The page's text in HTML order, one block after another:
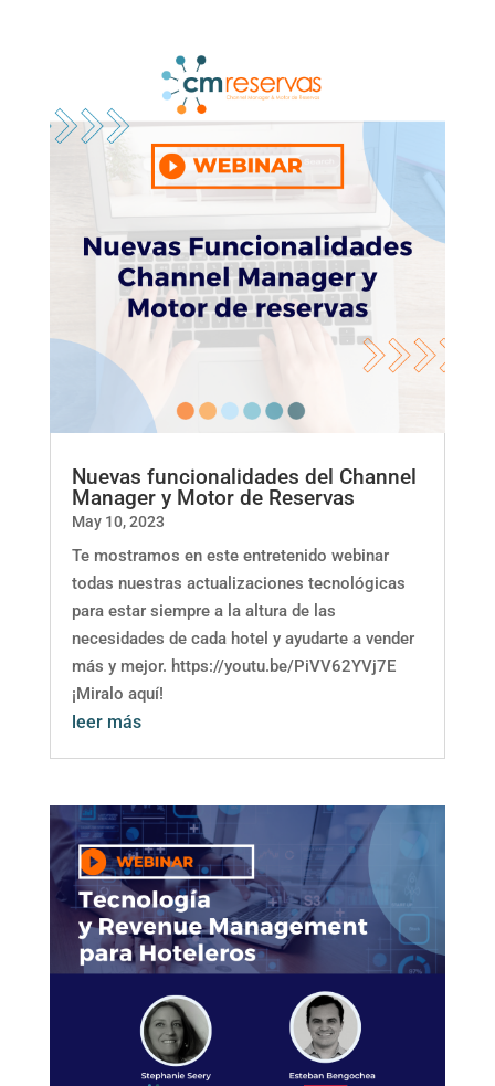
Nuevas funcionalidades del Channel
Manager y Motor de Reservas
May 10, 2023
Te mostramos en este entretenido webinar
todas nuestras actualizaciones tecnológicas
para estar siempre a la altura de las
necesidades de cada hotel y ayudarte a vender
más y mejor. https://youtu.be/PiVV62YVj7E
¡Miralo aquí!
leer más